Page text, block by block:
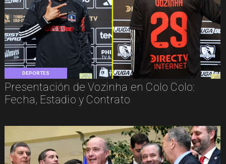
DEPORTES
Presentación de Vozinha en Colo Colo:
Fecha, Estadio y Contrato